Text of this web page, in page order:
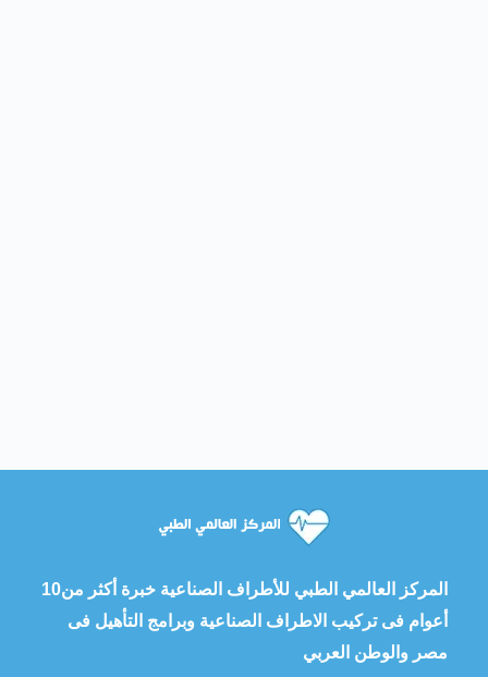
المركز العالمي الطبي للأطراف الصناعية خبرة أكثر من10
أعوام فى تركيب الاطراف الصناعية وبرامج التأهيل فى
مصر والوطن العربي